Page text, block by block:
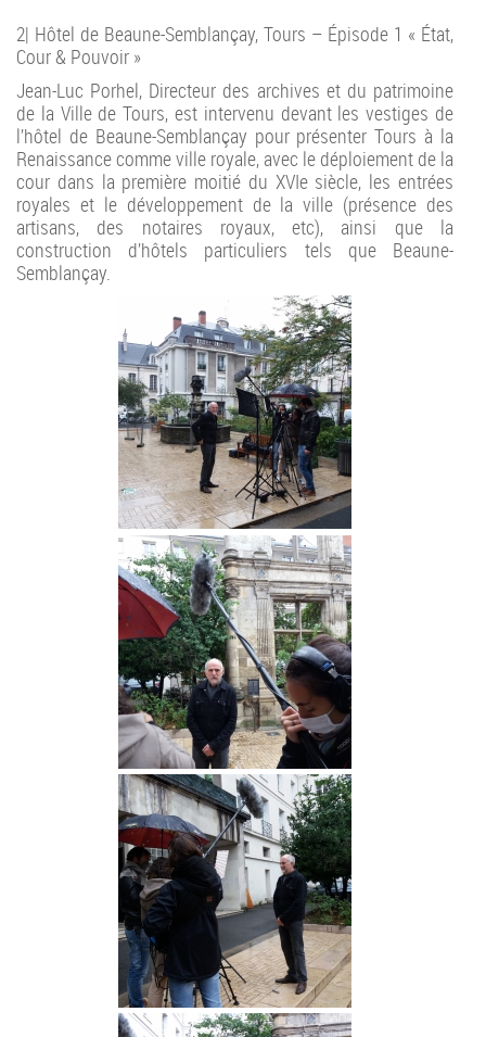
2| Hôtel de Beaune-Semblançay, Tours – Épisode 1 « État,
Cour & Pouvoir »
Jean-Luc Porhel, Directeur des archives et du patrimoine
de la Ville de Tours, est intervenu devant les vestiges de
l’hôtel de Beaune-Semblançay pour présenter Tours à la
Renaissance comme ville royale, avec le déploiement de la
cour dans la première moitié du XVIe siècle, les entrées
royales et le développement de la ville (présence des
artisans, des notaires royaux, etc), ainsi que la
construction d’hôtels particuliers tels que Beaune-
Semblançay.